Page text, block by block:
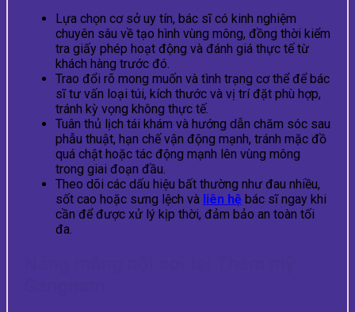
Lựa chọn cơ sở uy tín, bác sĩ có kinh nghiệm
chuyên sâu về tạo hình vùng mông, đồng thời kiểm
tra giấy phép hoạt động và đánh giá thực tế từ
khách hàng trước đó.
Trao đổi rõ mong muốn và tình trạng cơ thể để bác
sĩ tư vấn loại túi, kích thước và vị trí đặt phù hợp,
tránh kỳ vọng không thực tế.
Tuân thủ lịch tái khám và hướng dẫn chăm sóc sau
phẫu thuật, hạn chế vận động mạnh, tránh mặc đồ
quá chật hoặc tác động mạnh lên vùng mông
trong giai đoạn đầu.
Theo dõi các dấu hiệu bất thường như đau nhiều,
sốt cao hoặc sưng lệch và liên hệ bác sĩ ngay khi
cần để được xử lý kịp thời, đảm bảo an toàn tối
đa.